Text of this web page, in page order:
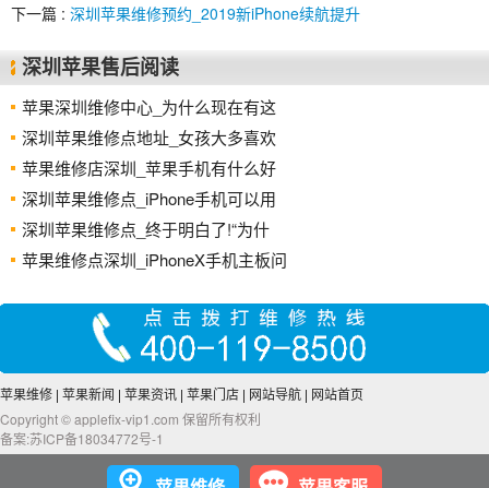
下一篇 : 深圳苹果维修预约_2019新iPhone续航提升
深圳苹果售后阅读
苹果深圳维修中心_为什么现在有这
深圳苹果维修点地址_女孩大多喜欢
苹果维修店深圳_苹果手机有什么好
深圳苹果维修点_iPhone手机可以用
深圳苹果维修点_终于明白了!“为什
苹果维修点深圳_iPhoneX手机主板问
苹果维修 | 苹果新闻 | 苹果资讯 | 苹果门店 | 网站导航 | 网站首页
Copyright © applefix-vip1.com 保留所有权利
备案:苏ICP备18034772号-1